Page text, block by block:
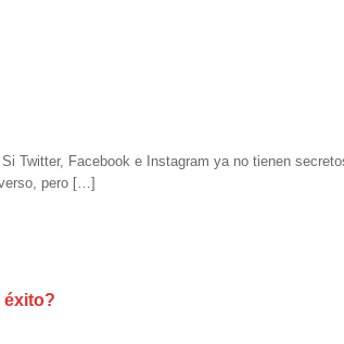
Twitter, Facebook e Instagram ya no tienen
pero […]
éxito?